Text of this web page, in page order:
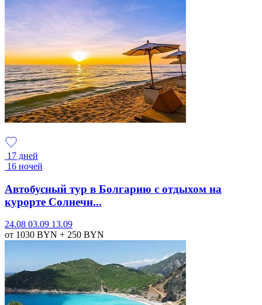
17 дней
16 ночей
Автобусный тур в Болгарию с отдыхом на
курорте Солнечн...
24.08 03.09 13.09
от 1030 BYN + 250 BYN